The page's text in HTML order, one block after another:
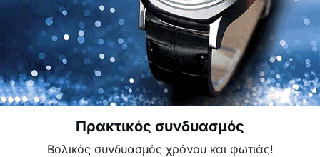
Πρακτικός συνδυασμός
Βολικός συνδυασμός χρόνου και φωτιάς!